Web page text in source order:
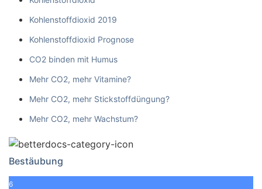
Kohlenstoffdioxid 2019
Kohlenstoffdioxid Prognose
CO2 binden mit Humus
Mehr CO2, mehr Vitamine?
Mehr CO2, mehr Stickstoffdüngung?
Mehr CO2, mehr Wachstum?
Bestäubung
6